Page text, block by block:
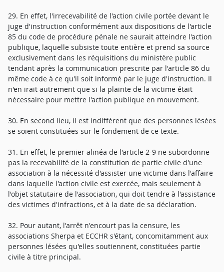
29. En effet, l'irrecevabilité de l'action civile portée devant le
juge d'instruction conformément aux dispositions de l'article
85 du code de procédure pénale ne saurait atteindre l'action
publique, laquelle subsiste toute entière et prend sa source
exclusivement dans les réquisitions du ministère public
tendant après la communication prescrite par l'article 86 du
même code à ce qu'il soit informé par le juge d'instruction. Il
n'en irait autrement que si la plainte de la victime était
nécessaire pour mettre l'action publique en mouvement.
30. En second lieu, il est indifférent que des personnes lésées
se soient constituées sur le fondement de ce texte.
31. En effet, le premier alinéa de l'article 2-9 ne subordonne
pas la recevabilité de la constitution de partie civile d'une
association à la nécessité d'assister une victime dans l'affaire
dans laquelle l'action civile est exercée, mais seulement à
l'objet statutaire de l'association, qui doit tendre à l'assistance
des victimes d'infractions, et à la date de sa déclaration.
32. Pour autant, l'arrêt n'encourt pas la censure, les
associations Sherpa et ECCHR s'étant, concomitamment aux
personnes lésées qu'elles soutiennent, constituées partie
civile à titre principal.